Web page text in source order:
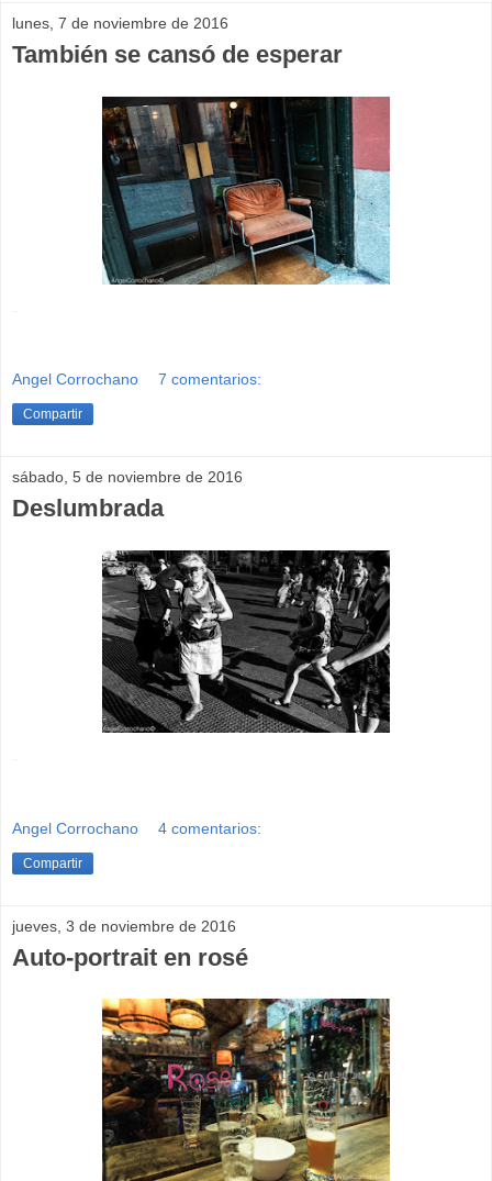
lunes, 7 de noviembre de 2016
También se cansó de esperar
Angel Corrochano 7 comentarios:
Compartir
sábado, 5 de noviembre de 2016
Deslumbrada
Angel Corrochano 4 comentarios:
Compartir
jueves, 3 de noviembre de 2016
Auto-portrait en rosé